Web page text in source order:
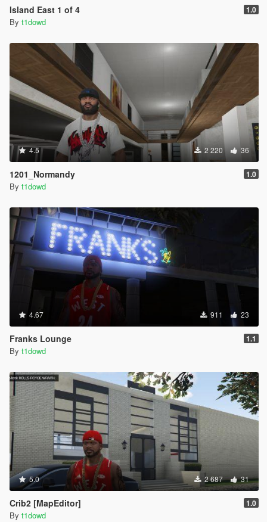
Island East 1 of 4 1.0
By t1dowd
4.5 2 220 36
1201_Normandy 1.0
By t1dowd
4.67 911 23
Franks Lounge 1.1
By t1dowd
5.0 2 687 31
Crib2 [MapEditor] 1.0
By t1dowd